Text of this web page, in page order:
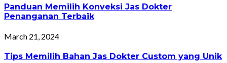
Panduan Memilih Konveksi Jas Dokter
Penanganan Terbaik
March 21, 2024
Tips Memilih Bahan Jas Dokter Custom yang Unik